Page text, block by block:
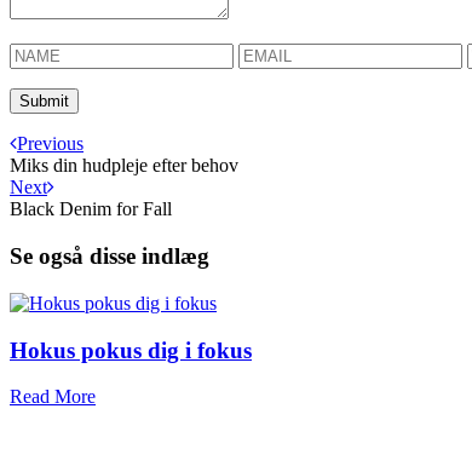
Previous
Miks din hudpleje efter behov
Next
Black Denim for Fall
Se også disse indlæg
Hokus pokus dig i fokus
Read More